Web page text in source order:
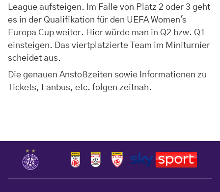
League aufsteigen. Im Falle von Platz 2 oder 3 geht
es in der Qualifikation für den UEFA Women's
Europa Cup weiter. Hier würde man in Q2 bzw. Q1
einsteigen. Das viertplatzierte Team im Miniturnier
scheidet aus.
Die genauen Anstoßzeiten sowie Informationen zu
Tickets, Fanbus, etc. folgen zeitnah.